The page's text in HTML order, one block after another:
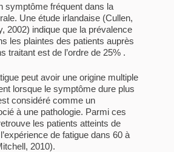
symptôme fréquent dans la
Une étude irlandaise (Cullen,
2002) indique que la prévalence
les plaintes des patients auprès
traitant est de l’ordre de 25% .
peut avoir une origine multiple
lorsque le symptôme dure plus
considéré comme un
à une pathologie. Parmi ces
les patients atteints de
de fatigue dans 60 à
2010).